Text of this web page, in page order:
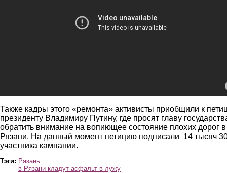
Также кадры этого «ремонта» активисты приобщили к
президенту Владимиру Путину, где просят главу
обратить внимание на вопиющее состояние плохих дорог в
Рязани. На данный момент петицию подписали 14 тысяч
участника кампании.
Тэги: Рязань
в Рязани кладут асфальт в лужу